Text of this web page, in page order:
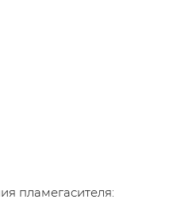
пламегасителя: